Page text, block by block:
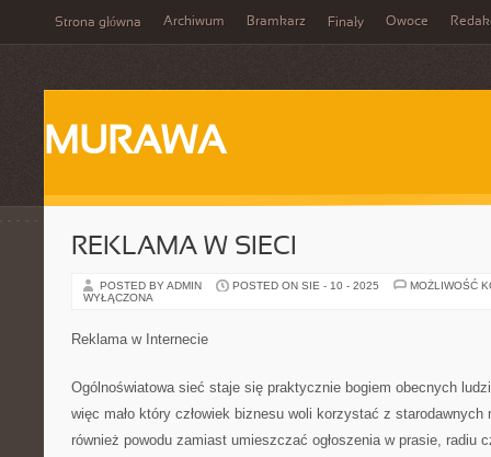
Strona główna Archiwum Bramkarz Finały Owoce
MURAWA
REKLAMA W SIECI
POSTED BY ADMIN POSTED ON SIE - 10 - 2025
MOŻLIWOŚĆ
WYŁĄCZONA
Reklama w Internecie
Ogólnoświatowa sieć staje się praktycznie bogiem obecnych
więc mało który człowiek biznesu woli korzystać z
również powodu zamiast umieszczać ogłoszenia w prasie, radiu